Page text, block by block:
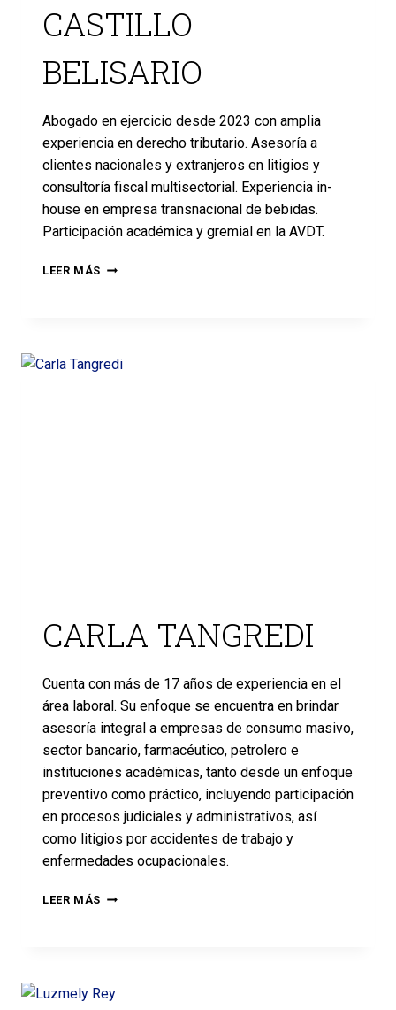
CASTILLO
BELISARIO
Abogado en ejercicio desde 2023 con amplia
experiencia en derecho tributario. Asesoría a
clientes nacionales y extranjeros en litigios y
consultoría fiscal multisectorial. Experiencia in-
house en empresa transnacional de bebidas.
Participación académica y gremial en la AVDT.
LEER MÁS
CARLA TANGREDI
Cuenta con más de 17 años de experiencia en el
área laboral. Su enfoque se encuentra en brindar
asesoría integral a empresas de consumo masivo,
sector bancario, farmacéutico, petrolero e
instituciones académicas, tanto desde un enfoque
preventivo como práctico, incluyendo participación
en procesos judiciales y administrativos, así
como litigios por accidentes de trabajo y
enfermedades ocupacionales.
LEER MÁS